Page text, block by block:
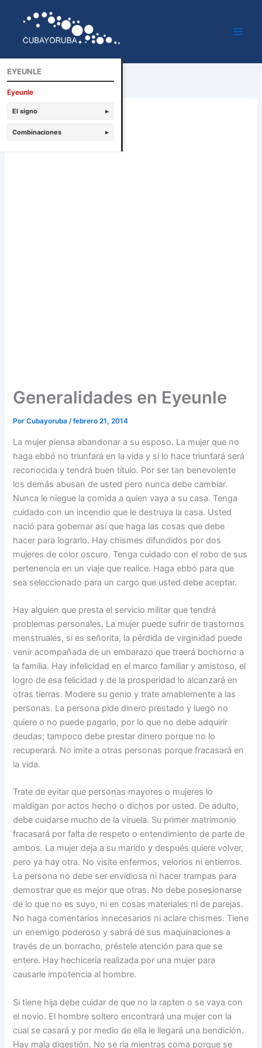
contenido
Generalidades en Eyeunle
PorCubayoruba/febrero 21, 2014
La mujer piensa abandonar a su esposo. La mujer que no
haga ebbó no triunfará en la vida y si lo hace triunfará será
reconocida y tendrá buen título. Por ser tan benevolente
los demás abusan de usted pero nunca debe cambiar.
Nunca le niegue la comida a quien vaya a su casa. Tenga
cuidado con un incendio que le destruya la casa. Usted
nació para gobernar así que haga las cosas que debe
hacer para lograrlo. Hay chismes difundidos por dos
mujeres de color oscuro. Tenga cuidado con el robo de sus
pertenencia en un viaje que realice. Haga ebbó para que
sea seleccionado para un cargo que usted debe aceptar.
Hay alguien que presta el servicio militar que tendrá
problemas personales. La mujer puede sufrir de trastornos
menstruales, si es señorita, la pérdida de virginidad puede
venir acompañada de un embarazo que traerá bochorno a
la familia. Hay infelicidad en el marco familiar y amistoso, el
logro de esa felicidad y de la prosperidad lo alcanzará en
otras tierras. Modere su genio y trate amablemente a las
personas. La persona pide dinero prestado y luego no
quiere o no puede pagarlo, por lo que no debe adquirir
deudas; tampoco debe prestar dinero porque no lo
recuperará. No imite a otras personas porque fracasará en
la vida.
Trate de evitar que personas mayores o mujeres lo
maldigan por actos hecho o dichos por usted. De adulto,
debe cuidarse mucho de la viruela. Su primer matrimonio
fracasará por falta de respeto o entendimiento de parte de
ambos. La mujer deja a su marido y después quiere volver,
pero ya hay otra. No visite enfermos, velorios ni entierros.
La persona no debe ser envidiosa ni hacer trampas para
demostrar que es mejor que otras. No debe posesionarse
de lo que no es suyo, ni en cosas materiales ni de parejas.
No haga comentarios innecesarios ni aclare chismes. Tiene
un enemigo poderoso y sabrá de sus maquinaciones a
través de un borracho, préstele atención para que se
entere. Hay hechicería realizada por una mujer para
causarle impotencia al hombre.
Si tiene hija debe cuidar de que no la rapten o se vaya con
el novio. El hombre soltero encontrará una mujer con la
cual se casará y por medio de ella le llegará una bendición.
Hay mala digestión. No se ría mientras coma porque se
EYEUNLE
Eyeunle
El signo ▸
Combinaciones ▸